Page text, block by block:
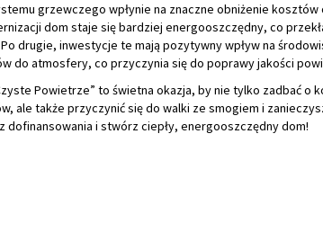
grzewczego wpłynie na znaczne obniżenie kosztów
dom staje się bardziej energooszczędny, co
drugie, inwestycje te mają pozytywny wpływ na
do atmosfery, co przyczynia się do poprawy jakości
Powietrze” to świetna okazja, by nie tylko zadbać o
ale także przyczynić się do walki ze smogiem i
dofinansowania i stwórz ciepły, energooszczędny dom!